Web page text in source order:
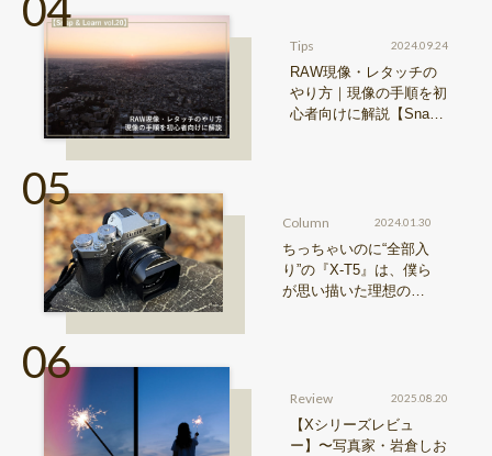
Tips 2024.09.24
RAW現像・レタッチの
やり方｜現像の手順を初
心者向けに解説【Snap
Column 2024.01.30
ちっちゃいのに“全部入
り”の『X-T5』は、僕ら
が思い描いた理想の写
Review 2025.08.20
【Xシリーズレビュ
ー】〜写真家・岩倉しお